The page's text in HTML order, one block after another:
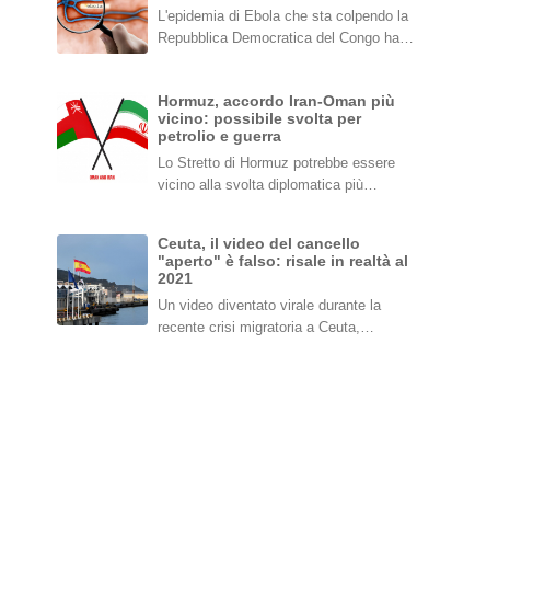
L'epidemia di Ebola che sta colpendo la
Repubblica Democratica del Congo ha…
Hormuz, accordo Iran-Oman più
vicino: possibile svolta per
petrolio e guerra
Lo Stretto di Hormuz potrebbe essere
vicino alla svolta diplomatica più…
Ceuta, il video del cancello
"aperto" è falso: risale in realtà al
2021
Un video diventato virale durante la
recente crisi migratoria a Ceuta,…